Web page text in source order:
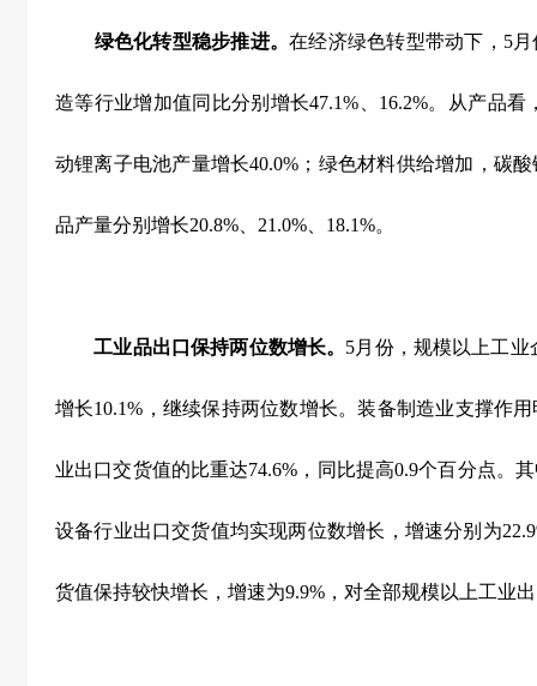
绿色化转型稳步推进。 在经济绿色转型带动下， 5月
造等行业增加值同比分别增长47.1% 16.2%。从产品看
动锂离子电池产量增长40.0% ；绿色材料供给增加，碳
品产量分别增长20.8% 21.0% 18.1%。
工业品出口保持两位数增长。 5月份，规模以上工
增长10.1% ，继续保持两位数增长。装备制造业支撑作
业出口交货值的比重达74.6% ，同比提高0.9个百分点。
设备行业出口交货值均实现两位数增长，增速分别为
货值保持较快增长，增速为9.9% ，对全部规模以上工业